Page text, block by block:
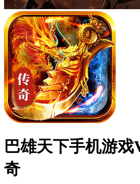
巴雄天下手机游戏
奇